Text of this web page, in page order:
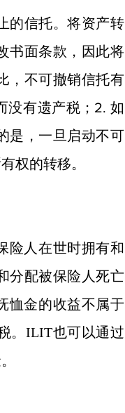
的信托。将资产转
书面条款，因此将
，不可撤销信托有
没有遗产税；2. 如
是，一旦启动不可
权的转移。
险人在世时拥有和
分配被保险人死亡
恤金的收益不属于
。ILIT也可以通过